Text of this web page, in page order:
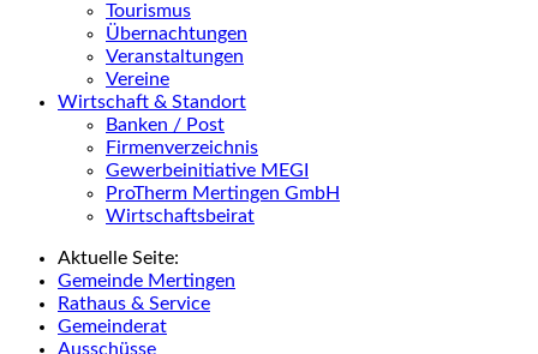
Tourismus
Übernachtungen
Veranstaltungen
Vereine
Wirtschaft & Standort
Banken / Post
Firmenverzeichnis
Gewerbeinitiative MEGI
ProTherm Mertingen GmbH
Wirtschaftsbeirat
Aktuelle Seite:
Gemeinde Mertingen
Rathaus & Service
Gemeinderat
Ausschüsse